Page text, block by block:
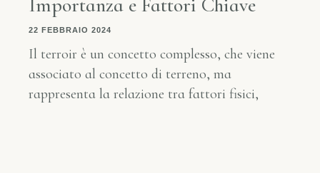
Importanza e Fattori Chiave
22 FEBBRAIO 2024
Il terroir è un concetto complesso, che viene
associato al concetto di terreno, ma
rappresenta la relazione tra fattori fisici,